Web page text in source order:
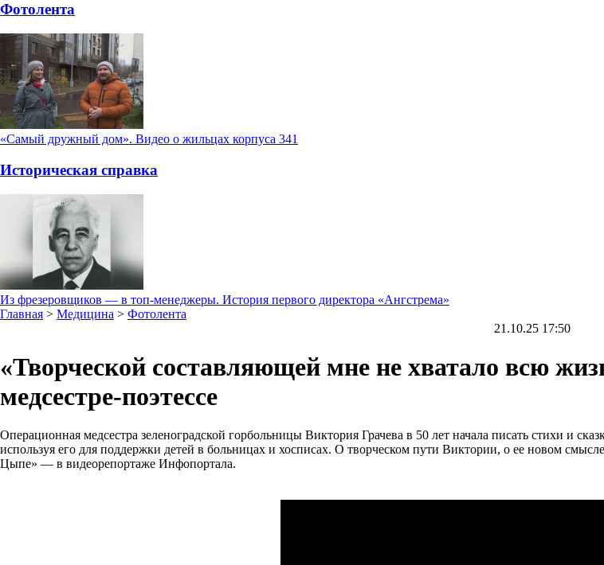
Фотолента
«Самый дружный дом». Видео о жильцах корпуса 341
Историческая справка
Из фрезеровщиков — в топ-менеджеры. История первого директора «Ангстрема»
Главная > Медицина > Фотолента
21.10.25 17:50
«Творческой составляющей мне не хватало всю
медсестре-поэтессе
Операционная медсестра зеленоградской горбольницы Виктория Грачева в 50 лет начала писать стихи и
используя его для поддержки детей в больницах и хосписах. О творческом пути Виктории, о ее новом
Цыпе» — в видеорепортаже Инфопортала.